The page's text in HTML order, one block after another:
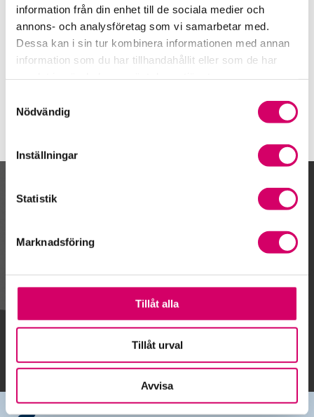
information från din enhet till de sociala medier och
annons- och analysföretag som vi samarbetar med.
Dessa kan i sin tur kombinera informationen med annan
information som du har tillhandahållit eller som de har
Nödvändig
Inställningar
Statistik
Marknadsföring
Tillåt alla
Tillåt urval
Avvisa
Frida McConihay
Auktoriserad Redovisningskonsult
Skicka e-post
Kalendarium
Gå till kalendariet
Lägg till i kalender